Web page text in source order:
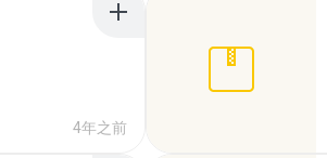
4年之前